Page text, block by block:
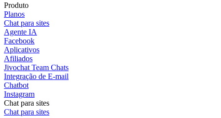
Produto
Planos
Chat para sites
Agente IA
Facebook
Aplicativos
Afiliados
Jivochat Team Chats
Integração de E-mail
Chatbot
Instagram
Chat para sites
Chat para sites